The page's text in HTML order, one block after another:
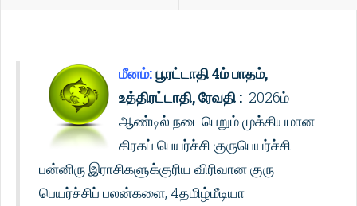
மீனம்:பூரட்டாதி 4ம் பாதம்,
உத்திரட்டாதி, ரேவதி : 2026ம்
ஆண்டில் நடைபெறும் முக்கியமான
கிரகப் பெயர்ச்சி குருபெயர்ச்சி.
பன்னிரு இராசிகளுக்குரிய விரிவான குரு
பெயர்ச்சிப் பலன்களை, 4தமிழ்மீடியா